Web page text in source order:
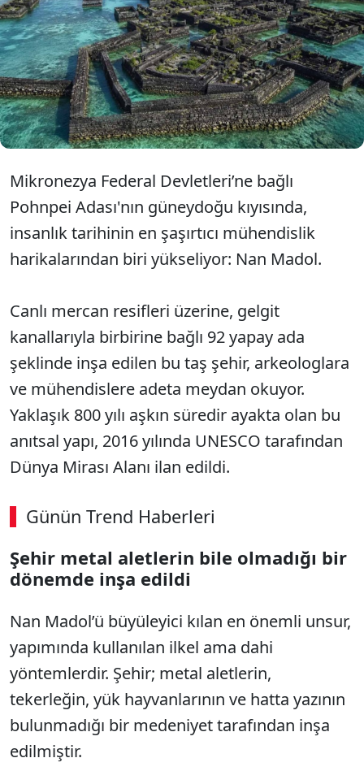
Pasifik Okyanusu’nun ortasında, 50 tonluk
devasa taşların sadece kendi ağırlığıyla
kenetlenerek yükseldiği 800 yıllık yapay şehir
Nan Madol, antik mühendisliğin sınırlarını
zorlayan gizemiyle zamana ve doğaya meydan
okuyor.
Mikronezya Federal Devletleri’ne bağlı
Pohnpei Adası'nın güneydoğu kıyısında,
insanlık tarihinin en şaşırtıcı mühendislik
harikalarından biri yükseliyor: Nan Madol.
Canlı mercan resifleri üzerine, gelgit
kanallarıyla birbirine bağlı 92 yapay ada
şeklinde inşa edilen bu taş şehir, arkeologlara
ve mühendislere adeta meydan okuyor.
Yaklaşık 800 yılı aşkın süredir ayakta olan bu
anıtsal yapı, 2016 yılında UNESCO tarafından
Dünya Mirası Alanı ilan edildi.
Günün Trend Haberleri
00:03 / 09:15
Sesi Aç
Şehir metal aletlerin bile olmadığı bir
dönemde inşa edildi
Nan Madol’ü büyüleyici kılan en önemli unsur,
yapımında kullanılan ilkel ama dahi
yöntemlerdir. Şehir; metal aletlerin,
tekerleğin, yük hayvanlarının ve hatta yazının
bulunmadığı bir medeniyet tarafından inşa
edilmiştir.